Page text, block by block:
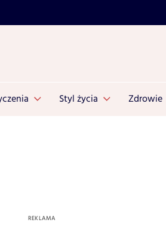
Styl życia Zdrowie